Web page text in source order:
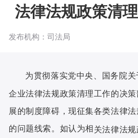
法律法规政策清
发布机构：司法局
为贯彻落实党中央、国务院
企业法律法规政策清理工作的决
展的制度障碍，现征集各类法律
的问题线索。如认为相关法律法